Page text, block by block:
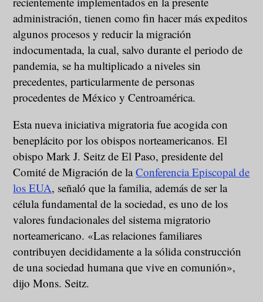
administración, tienen como fin hacer más expeditos
algunos procesos y reducir la migración
indocumentada, la cual, salvo durante el periodo de
pandemia, se ha multiplicado a niveles sin
precedentes, particularmente de personas
procedentes de México y Centroamérica.
Esta nueva iniciativa migratoria fue acogida con
beneplácito por los obispos norteamericanos. El
obispo Mark J. Seitz de El Paso, presidente del
Comité de Migración de laConferencia Episcopal de
los EUA, señaló que la familia, además de ser la
célula fundamental de la sociedad, es uno de los
valores fundacionales del sistema migratorio
norteamericano. «Las relaciones familiares
contribuyen decididamente a la sólida construcción
de una sociedad humana que vive en comunión»,
dijo Mons. Seitz.